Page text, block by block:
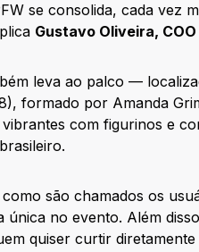
se consolida, cada vez
Gustavo Oliveira,
leva ao palco —
formado por Amanda
com figurinos e
são chamados os
no evento. Além
quiser curtir